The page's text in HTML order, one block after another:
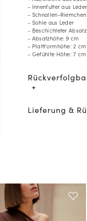
- Innenfutter aus Leder
- Schnallen-Riemchen
- Sohle aus Leder
- Beschichteter
- Absatzhöhe: 9 cm
- Plattformhöhe: 2 cm
- Gefühlte Höhe: 7 cm
Lieferung &